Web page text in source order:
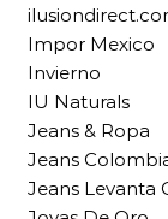
Impor Mexico
Invierno
IU Naturals
Jeans & Ropa
Jeans
Jeans Levanta